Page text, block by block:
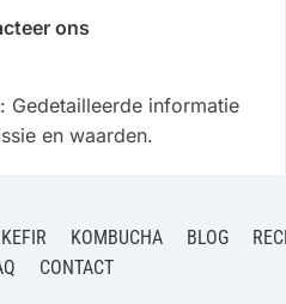
ons
: Gedetailleerde informatie
en waarden.
KOMBUCHA BLOG
CONTACT